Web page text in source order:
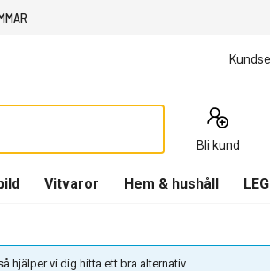
Bli kund
Vitvaror Hem & hushåll
hjälper vi dig hitta ett bra alternativ.